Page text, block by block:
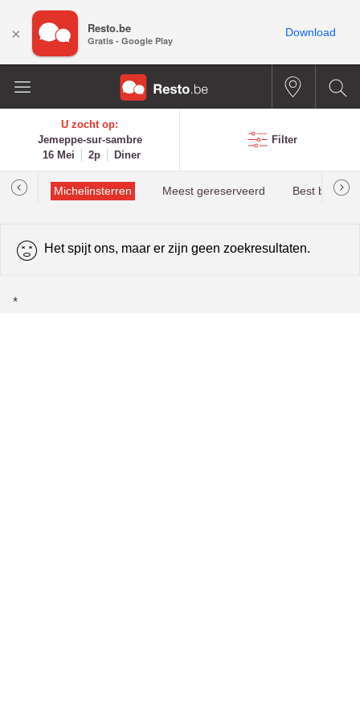
U zocht op:
Jemeppe-sur-sambre
16 Mei
2p Diner
Filter
Michelinsterren Meest gereserveerd Best
Het spijt ons, maar er zijn geen zoekresultaten.
*
× Resto.be
Gratis - Google Play
Download